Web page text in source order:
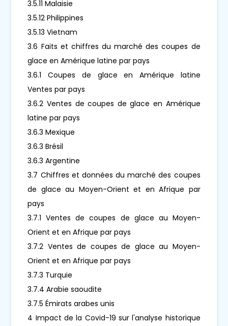
3.5.11 Malaisie
3.5.12 Philippines
3.5.13 Vietnam
3.6 Faits et chiffres du marché des coupes de
glace en Amérique latine par pays
3.6.1 Coupes de glace en Amérique latine
Ventes par pays
3.6.2 Ventes de coupes de glace en Amérique
latine par pays
3.6.3 Mexique
3.6.3 Brésil
3.6.3 Argentine
3.7 Chiffres et données du marché des coupes
de glace au Moyen-Orient et en Afrique par
pays
3.7.1 Ventes de coupes de glace au Moyen-
Orient et en Afrique par pays
3.7.2 Ventes de coupes de glace au Moyen-
Orient et en Afrique par pays
3.7.3 Turquie
3.7.4 Arabie saoudite
3.7.5 Émirats arabes unis
4 Impact de la Covid-19 sur l'analyse historique